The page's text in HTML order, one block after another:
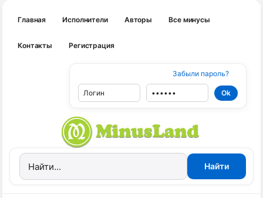
Главная Исполнители Авторы Все минусы
Контакты Регистрация
Забыли пароль?